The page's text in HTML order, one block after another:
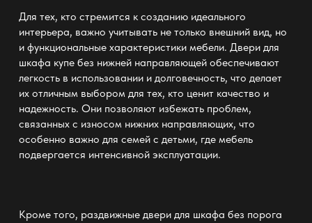
Для тех, кто стремится к созданию идеального
интерьера, важно учитывать не только внешний вид, но
и функциональные характеристики мебели. Двери для
шкафа купе без нижней направляющейобеспечивают
легкость в использовании и долговечность, что делает
их отличным выбором для тех, кто ценит качество и
надежность. Они позволяют избежать проблем,
связанных с износом нижних направляющих, что
особенно важно для семей с детьми, где мебель
подвергается интенсивной эксплуатации.
Кроме того, раздвижные двери для шкафа без порога